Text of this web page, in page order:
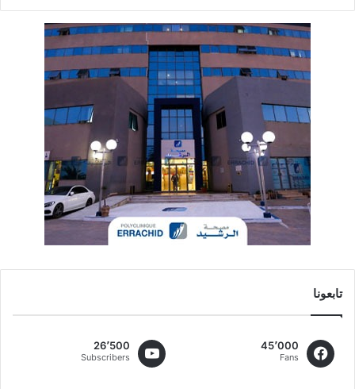
تابعونا
45٬000
Fans
26٬500
Subscribers